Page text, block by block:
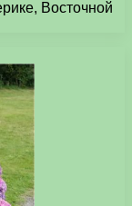
Восточной